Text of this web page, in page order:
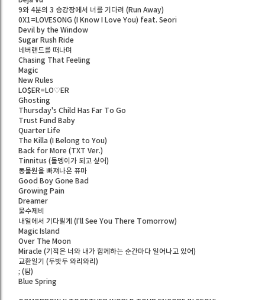
9와 4분의 3 승강장에서 너를 기다려 (Run Away)
0X1=LOVESONG (I Know I Love You) feat. Seori
Devil by the Window
Sugar Rush Ride
네버랜드를 떠나며
Chasing That Feeling
Magic
New Rules
LO$ER=LO♡ER
Ghosting
Thursday's Child Has Far To Go
Trust Fund Baby
Quarter Life
The Killa (I Belong to You)
Back for More (TXT Ver.)
Tinnitus (돌멩이가 되고 싶어)
동물원을 빠져나온 퓨마
Good Boy Gone Bad
Growing Pain
Dreamer
물수제비
내일에서 기다릴게 (I'll See You There Tomorrow)
Magic Island
Over The Moon
Miracle (기적은 너와 내가 함께하는 순간마다 일어나고 있어)
교환일기 (두밧두 와리와리)
; (땀)
Blue Spring